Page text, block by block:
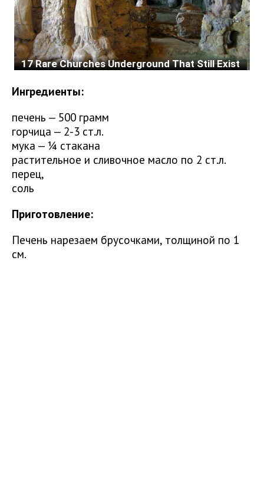
Ингредиенты:
печень — 500 грамм
горчица — 2-3 ст.л.
мука — ¼ стакана
растительное и сливочное масло по 2 ст.л.
перец,
соль
Приготовление:
Печень нарезаем брусочками, толщиной по 1
см.